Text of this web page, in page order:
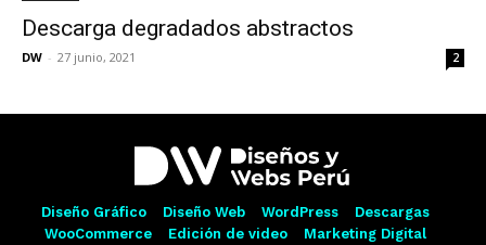
Descarga degradados abstractos
DW - 27 junio, 2021 2
Diseño Gráfico Diseño Web WordPress
Descargas
WooCommerce
Edición de video
Marketing Digital